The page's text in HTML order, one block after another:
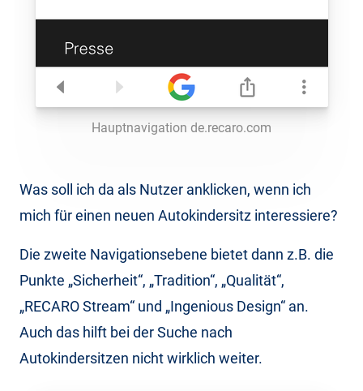
Hauptnavigation de.recaro.com
Was soll ich da als Nutzer anklicken, wenn ich
mich für einen neuen Autokindersitz interessiere?
Die zweite Navigationsebene bietet dann z.B. die
Punkte „Sicherheit“, „Tradition“, „Qualität“,
„RECARO Stream“ und „Ingenious Design“ an.
Auch das hilft bei der Suche nach
Autokindersitzen nicht wirklich weiter.